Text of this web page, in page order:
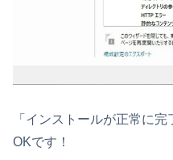
「インストールが正常に
OKです！